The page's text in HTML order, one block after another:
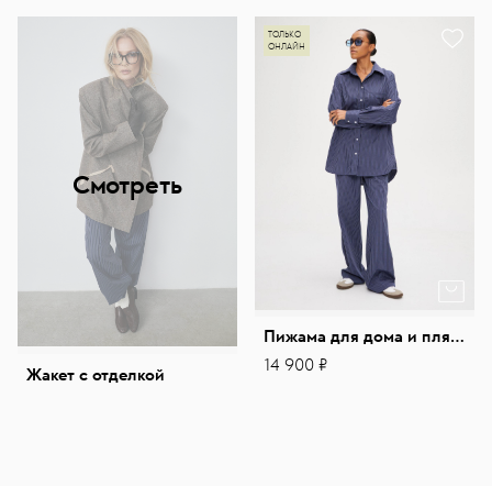
Смотреть
Жакет с отделкой
ТОЛЬКО
ОНЛАЙН
Пижама для дома и пляжа
14 900 ₽